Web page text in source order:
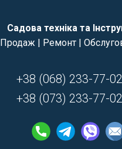
Садова техніка та
Продаж | Ремонт |
+38 (068) 233-77-02
+38 (073) 233-77-02